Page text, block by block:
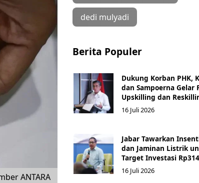
ANTARA
dedi mulyadi
Berita Populer
Dukung Korban PHK,
dan Sampoerna Gelar
Upskilling dan
16 Juli 2026
Jabar Tawarkan
dan Jaminan Listrik
Target Investasi
16 Juli 2026